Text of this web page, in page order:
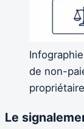
de non-
Le